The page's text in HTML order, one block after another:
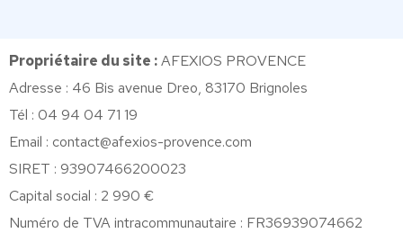
Propriétaire du site :AFEXIOS PROVENCE
Adresse : 46 Bis avenue Dreo, 83170 Brignoles
Tél : 04 94 04 71 19
Email : contact@afexios-provence.com
SIRET : 93907466200023
Capital social : 2 990 €
Numéro de TVA intracommunautaire : FR36939074662